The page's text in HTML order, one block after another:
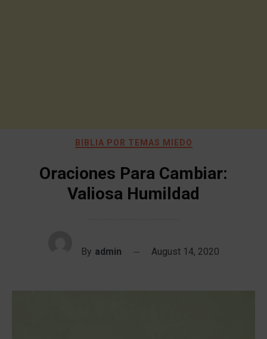
BIBLIA POR TEMAS MIEDO
Oraciones Para Cambiar:
Valiosa Humildad
By admin August 14, 2020